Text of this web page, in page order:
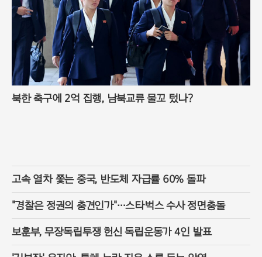
북한 축구에 2억 집행, 남북교류 물꼬 텄나?
고속 열차 쫓는 중국, 반도체 자급률 60% 돌파
"경찰은 정권의 충견인가"…스타벅스 수사 정면충돌
보훈부, 무장독립투쟁 헌신 독립운동가 4인 발표